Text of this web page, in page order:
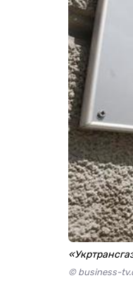
© business-